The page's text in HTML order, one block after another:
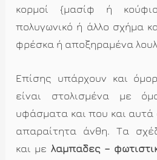
κορμοί {μασίφ ή
πολυγωνικό ή άλλο σχήμα
φρέσκα ή αποξηραμένα
Επίσης υπάρχουν και
είναι στολισμένα με
υφάσματα και που και αυτά
απαραίτητα άνθη. Τα
και με λαμπάδες –